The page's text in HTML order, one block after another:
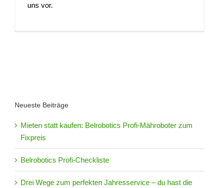
uns vor.
Neueste Beiträge
Mieten statt kaufen: Belrobotics Profi-Mähroboter zum
Fixpreis
Belrobotics Profi-Checkliste
Drei Wege zum perfekten Jahresservice – du hast die